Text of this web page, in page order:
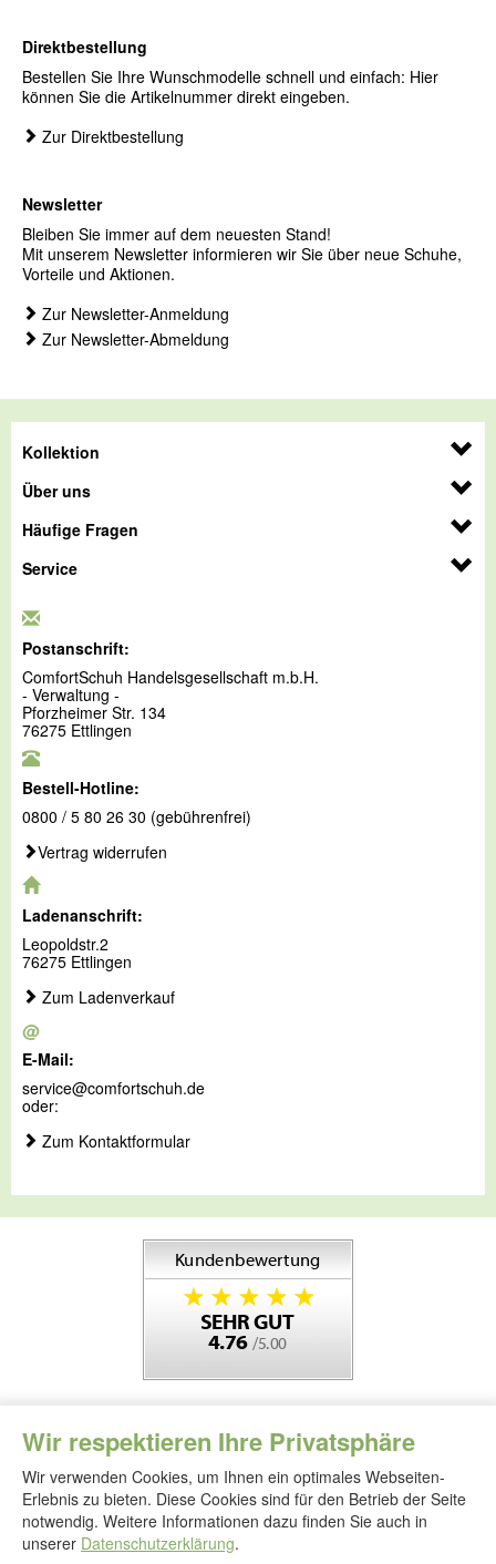
Wir respektieren Ihre Privatsphäre
Wir verwenden Cookies, um Ihnen ein optimales Webseiten-
Erlebnis zu bieten. Diese Cookies sind für den Betrieb der Seite
notwendig. Weitere Informationen dazu finden Sie auch in
unserer Datenschutzerklärung.
Direktbestellung
Bestellen Sie Ihre Wunschmodelle schnell und einfach: Hier
können Sie die Artikelnummer direkt eingeben.
Zur Direktbestellung
Newsletter
Bleiben Sie immer auf dem neuesten Stand!
Mit unserem Newsletter informieren wir Sie über neue Schuhe,
Vorteile und Aktionen.
Zur Newsletter-Anmeldung
Zur Newsletter-Abmeldung
Kollektion
Über uns
Häufige Fragen
Service
Postanschrift:
ComfortSchuh Handelsgesellschaft m.b.H.
- Verwaltung -
Pforzheimer Str. 134
76275 Ettlingen
Bestell-Hotline:
0800 / 5 80 26 30 (gebührenfrei)
Vertrag widerrufen
Ladenanschrift:
Leopoldstr.2
76275 Ettlingen
Zum Ladenverkauf
@
E-Mail:
service@comfortschuh.de
oder:
Zum Kontaktformular
Folgen